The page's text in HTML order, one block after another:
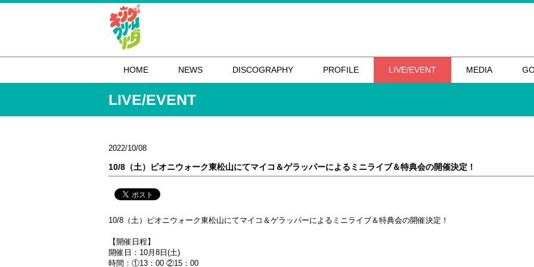
HOME NEWS DISCOGRAPHY PROFILE LIVE/EVENT MEDIA
LIVE/EVENT
2022/10/08
10/8（土）ピオニウォーク東松山にてマイコ＆ゲラッパーによるミニライブ＆特典会の開催決定！
10/8（土）ピオニウォーク東松山にてマイコ＆ゲラッパーによるミニライブ＆特典会の開催決定！
【開催日程】
開催日：10月8日(土)
時間：①13：00 ②15：00